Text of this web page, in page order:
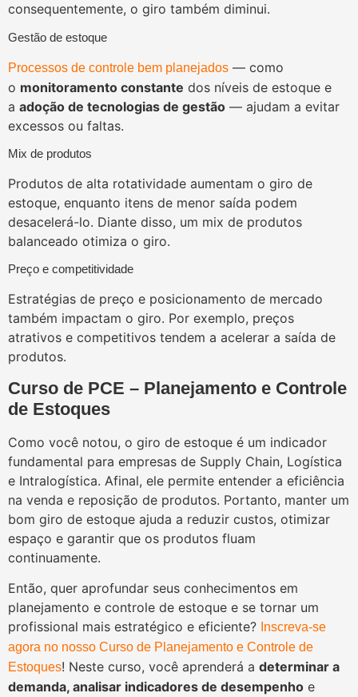
consequentemente, o giro também diminui.
Gestão de estoque
Processos de controle bem planejados — como
o monitoramento constante dos níveis de estoque e
a adoção de tecnologias de gestão — ajudam a evitar
excessos ou faltas.
Mix de produtos
Produtos de alta rotatividade aumentam o giro de
estoque, enquanto itens de menor saída podem
desacelerá-lo. Diante disso, um mix de produtos
balanceado otimiza o giro.
Preço e competitividade
Estratégias de preço e posicionamento de mercado
também impactam o giro. Por exemplo, preços
atrativos e competitivos tendem a acelerar a saída de
produtos.
Curso de PCE – Planejamento e Controle
de Estoques
Como você notou, o giro de estoque é um indicador
fundamental para empresas de Supply Chain, Logística
e Intralogística. Afinal, ele permite entender a eficiência
na venda e reposição de produtos. Portanto, manter um
bom giro de estoque ajuda a reduzir custos, otimizar
espaço e garantir que os produtos fluam
continuamente.
Então, quer aprofundar seus conhecimentos em
planejamento e controle de estoque e se tornar um
profissional mais estratégico e eficiente? Inscreva-se
agora no nosso Curso de Planejamento e Controle de
Estoques! Neste curso, você aprenderá a determinar a
demanda, analisar indicadores de desempenho e